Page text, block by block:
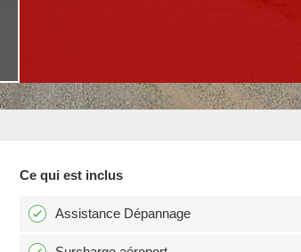
Ce qui est inclus
Assistance Dépannage